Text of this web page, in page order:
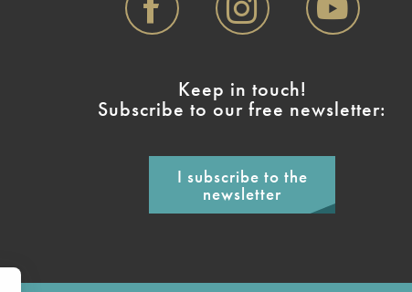
Keep in touch!
Subscribe to our free newsletter:
I subscribe to the
newsletter